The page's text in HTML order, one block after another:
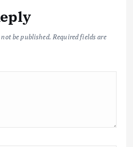
p
p k
be published. Required fields are